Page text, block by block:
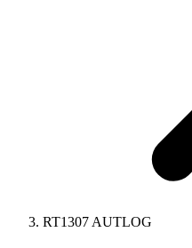
RT1307 AUTLOG